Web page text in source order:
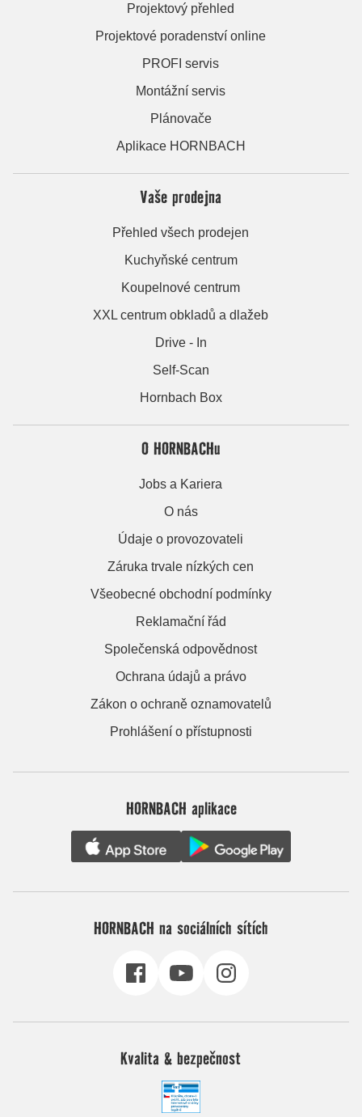
Projektový přehled
Projektové poradenství online
PROFI servis
Montážní servis
Plánovače
Aplikace HORNBACH
Vaše prodejna
Přehled všech prodejen
Kuchyňské centrum
Koupelnové centrum
XXL centrum obkladů a dlažeb
Drive - In
Self-Scan
Hornbach Box
O HORNBACHu
Jobs a Kariera
O nás
Údaje o provozovateli
Záruka trvale nízkých cen
Všeobecné obchodní podmínky
Reklamační řád
Společenská odpovědnost
Ochrana údajů a právo
Zákon o ochraně oznamovatelů
Prohlášení o přístupnosti
HORNBACH aplikace
HORNBACH na sociálních sítích
Kvalita & bezpečnost